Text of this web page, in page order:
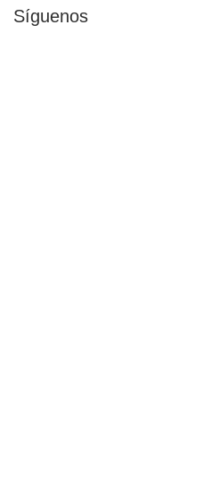
Síguenos